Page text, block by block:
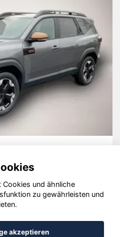
GmbH 2020 - 2026
Cookies und ähnliche
zu gewährleisten und
akzeptieren